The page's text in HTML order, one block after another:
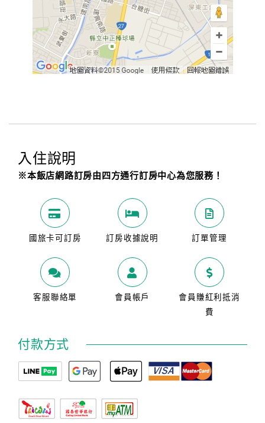
入住說明
※本飯店網路訂房由四方通行訂房中心為您服務！
國旅卡可訂房 訂房收據說明 訂單管理
客服聯絡單 會員帳戶
會員賺紅利抵消
費
付款方式